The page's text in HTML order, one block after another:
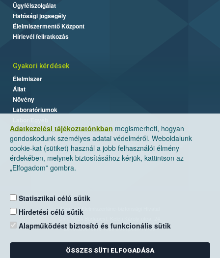
Adatkezelési tájékoztatónkban megismerheti, hogyan
gondoskodunk személyes adatai védelméről. Weboldalunk
cookie-kat (sütiket) használ a jobb felhasználói élmény
érdekében, melynek biztosításához kérjük, kattintson az
„Elfogadom” gombra.
Statisztikai célú sütik
Hirdetési célú sütik
Alapműködést biztosító és funkcionális sütik
ÖSSZES SÜTI ELFOGADÁSA
Ügyfélszolgálat
Hatósági jogsegély
Élelmiszermentő Központ
Hírlevél feliratkozás
Gyakori kérdések
Élelmiszer
Állat
Növény
Laboratóriumok
Nemzeti Élelmiszerlánc-biztonsági Hivatal
Levelezési cím: 1525 Budapest. Pf. 30.
E-mail:ugyfelszolgalat@nebih.gov.hu